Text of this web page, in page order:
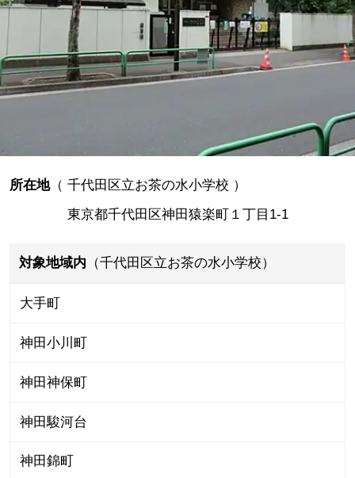
所在地（ 千代田区立お茶の水小学校 ）
東京都千代田区神田猿楽町１丁目1-1
対象地域内 （千代田区立お茶の水小学校）
大手町
神田小川町
神田神保町
神田駿河台
神田錦町